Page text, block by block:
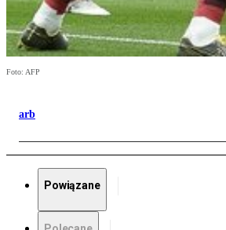
Foto: AFP
arb
Powiązane